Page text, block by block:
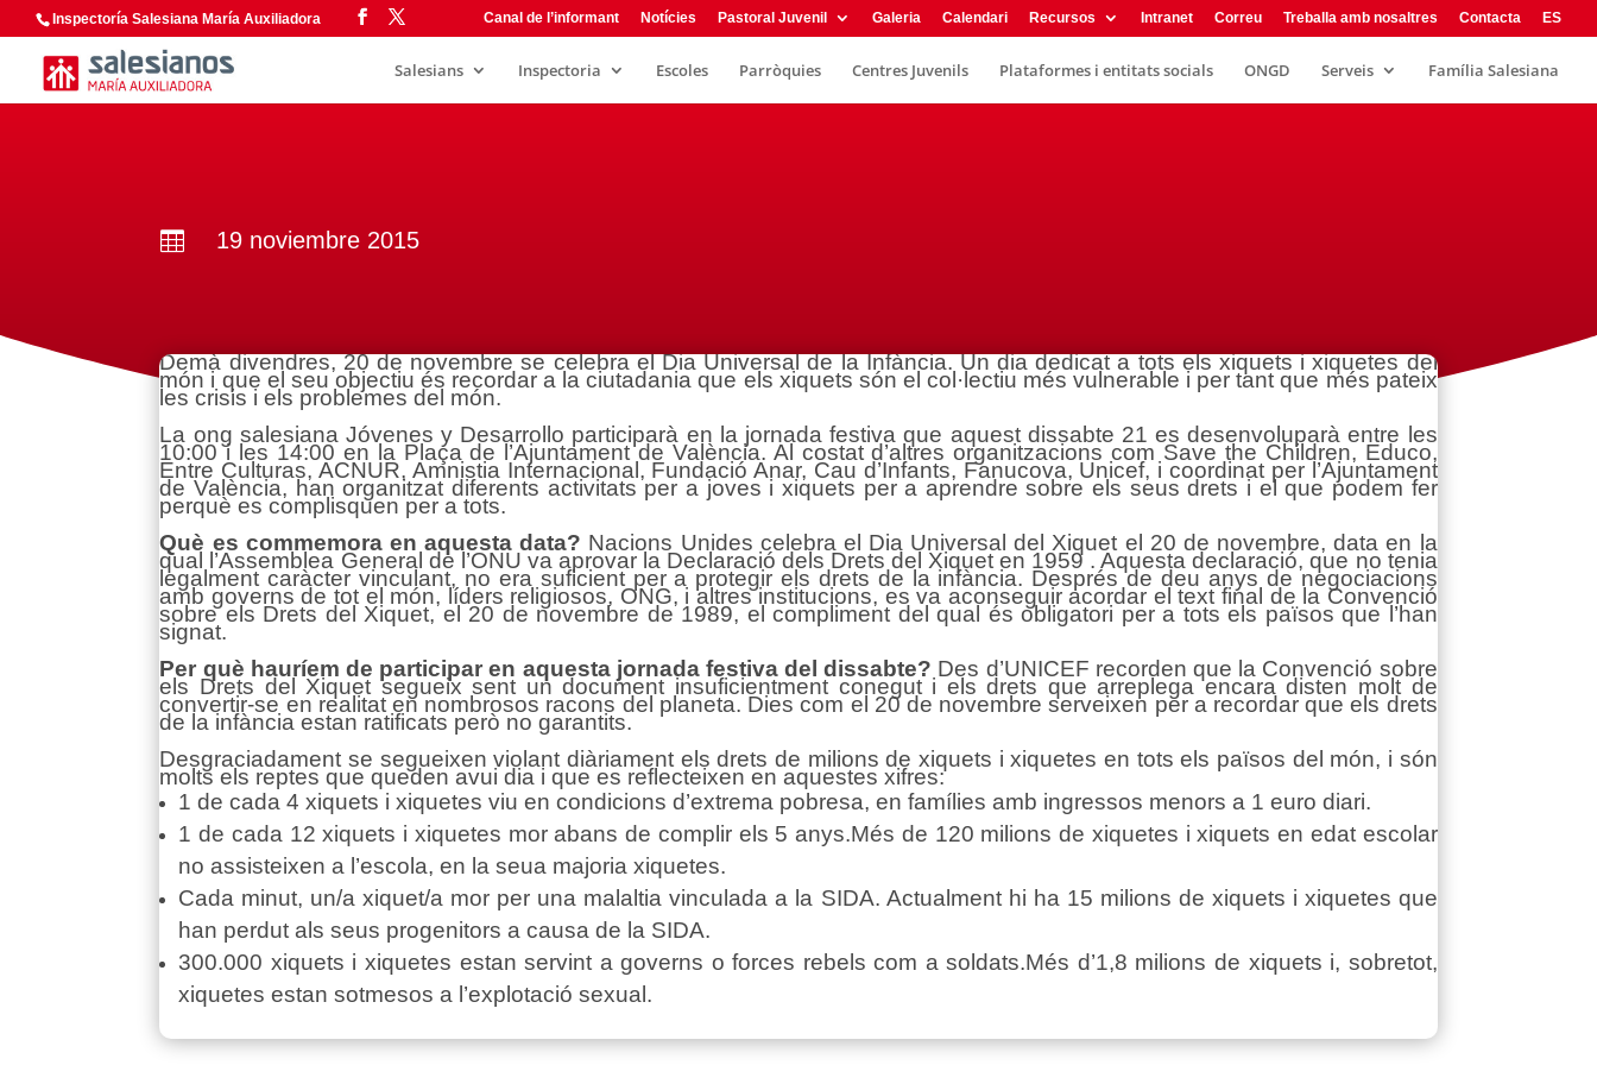
Inspectoría Salesiana María Auxiliadora Canal de l’informant Notícies Pastoral Juvenil Galeria Calendari Recursos Intranet Correu Treballa amb nosaltres Contacta ES
Salesians Inspectoria Escoles Parròquies Centres Juvenils Plataformes i entitats socials ONGD Serveis Família Salesiana
 19 noviembre 2015
Demà divendres, 20 de novembre se celebra el Dia Universal de la Infància. Un dia dedicat a tots els xiquets i xiquetes del
món i que el seu objectiu és recordar a la ciutadania que els xiquets són el col·lectiu més vulnerable i per tant que més pateix
les crisis i els problemes del món.
La ong salesiana Jóvenes y Desarrollo participarà en la jornada festiva que aquest dissabte 21 es desenvoluparà entre les
10:00 i les 14:00 en la Plaça de l’Ajuntament de València. Al costat d’altres organitzacions com Save the Children, Educo,
Entre Culturas, ACNUR, Amnistia Internacional, Fundació Anar, Cau d’Infants, Fanucova, Unicef, i coordinat per l’Ajuntament
de València, han organitzat diferents activitats per a joves i xiquets per a aprendre sobre els seus drets i el que podem fer
perquè es complisquen per a tots.
Què es commemora en aquesta data? Nacions Unides celebra el Dia Universal del Xiquet el 20 de novembre, data en la
qual l’Assemblea General de l’ONU va aprovar la Declaració dels Drets del Xiquet en 1959 . Aquesta declaració, que no tenia
legalment caràcter vinculant, no era suficient per a protegir els drets de la infància. Després de deu anys de negociacions
amb governs de tot el món, líders religiosos, ONG, i altres institucions, es va aconseguir acordar el text final de la Convenció
sobre els Drets del Xiquet, el 20 de novembre de 1989, el compliment del qual és obligatori per a tots els països que l’han
signat.
Per què hauríem de participar en aquesta jornada festiva del dissabte? Des d’UNICEF recorden que la Convenció sobre
els Drets del Xiquet segueix sent un document insuficientment conegut i els drets que arreplega encara disten molt de
convertir-se en realitat en nombrosos racons del planeta. Dies com el 20 de novembre serveixen per a recordar que els drets
de la infància estan ratificats però no garantits.
Desgraciadament se segueixen violant diàriament els drets de milions de xiquets i xiquetes en tots els països del món, i són
molts els reptes que queden avui dia i que es reflecteixen en aquestes xifres:
1 de cada 4 xiquets i xiquetes viu en condicions d’extrema pobresa, en famílies amb ingressos menors a 1 euro diari.
1 de cada 12 xiquets i xiquetes mor abans de complir els 5 anys.Més de 120 milions de xiquetes i xiquets en edat escolar
no assisteixen a l’escola, en la seua majoria xiquetes.
Cada minut, un/a xiquet/a mor per una malaltia vinculada a la SIDA. Actualment hi ha 15 milions de xiquets i xiquetes que
han perdut als seus progenitors a causa de la SIDA.
300.000 xiquets i xiquetes estan servint a governs o forces rebels com a soldats.Més d’1,8 milions de xiquets i, sobretot,
xiquetes estan sotmesos a l’explotació sexual.